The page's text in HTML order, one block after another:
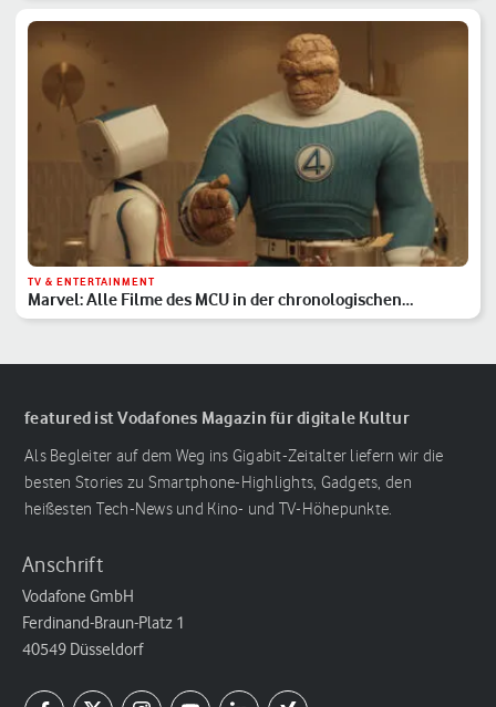
TV & ENTERTAINMENT
Marvel: Alle Filme des MCU in der chronologischen
Reihenfolge
featured ist Vodafones Magazin für digitale Kultur
Als Begleiter auf dem Weg ins Gigabit-Zeitalter liefern wir die
besten Stories zu Smartphone-Highlights, Gadgets, den
heißesten Tech-News und Kino- und TV-Höhepunkte.
Anschrift
Vodafone GmbH
Ferdinand-Braun-Platz 1
40549 Düsseldorf